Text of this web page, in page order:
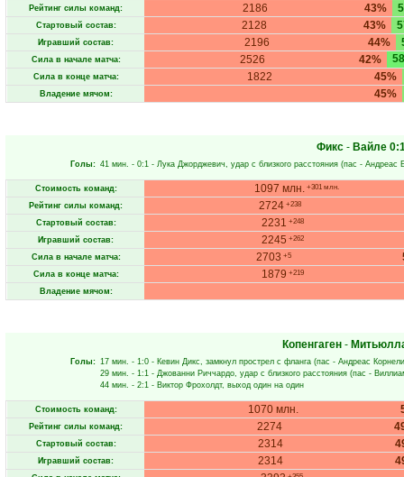
Рейтинг силы команд: 43%
2186
Стартовый состав: 43%
2128
Игравший состав: 44%
2196
Сила в начале матча: 42%
2526
Сила в конце матча: 45%
1822
Владение мячом: 45%
Фикс- Вайле
Голы: 41 мин. - 0:1 - Лука Джорджевич, удар с близкого расстояния (пас - Андреас
Стоимость команд: 1097 млн. +301 млн.
Рейтинг силы команд: 2724 +238
Стартовый состав: 2231 +248
Игравший состав: 2245 +262
Сила в начале матча: 2703 +5
Сила в конце матча: 1879 +219
Владение мячом:
Копенгаген-
Голы: 17 мин. - 1:0 - Кевин Дикс, замкнул прострел с фланга (пас - Андреас
29 мин. - 1:1 - Джованни Риччардо, удар с близкого расстояния (пас -
44 мин. - 2:1 - Виктор Фрохолдт, выход один на один
Стоимость команд: 1070 млн.
Рейтинг силы команд: 2274
Стартовый состав: 2314
Игравший состав: 2314